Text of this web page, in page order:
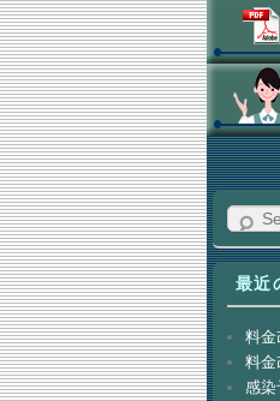
Search
最近
料金
料金
感染